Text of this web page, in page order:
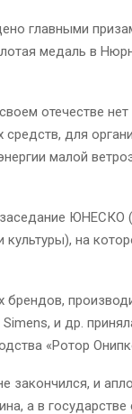
главными
медаль в
отечестве
средств, для
малой
ЮНЕСКО
на
и др.
«Ротор
закончился, и
а в